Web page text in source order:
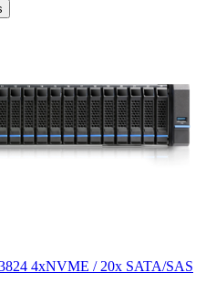
4xNVME / 20x SATA/SAS